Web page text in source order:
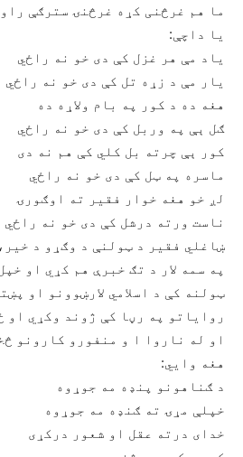
ما هم غرڅنی کړه غرڅنۍ سترګې
يا داچې:
ياد مې هر غزل کې دی خو نه راځي
يار مې د زړه تل کې دی خو نه راځي
هغه ده د کور په بام ولاړه ده
ګل ېې په وربل کې دی خو نه راځي
کور ېې چرته بل کلي کې هم نه دی
ماسره په ټل کې دی خو نه راځي
لږ خو هغه خوار فقير ته اوګورۍ
ناست ورته درشل کې دی خو نه راځي
ښاغلي فقير د ټولنې د وګړو د
په سمه لار د تګ خبرې هم کړي او
ټولنه کې د اسلامي لارښوونو او
رواياتو په رڼا کې ژوند وکړي او
او له ناروا ا و منفورو کارونو
هغه وايي:
د ګناهونو پنډه مه جوړوه
خپلې مړۍ ته ګنډه مه جوړوه
خدای درته عقل او شعور درکړی